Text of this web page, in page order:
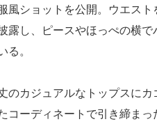
風ショットを公開。ウエス
露し、ピースやほっぺの横
。
のカジュアルなトップスに
コーディネートで引き締ま